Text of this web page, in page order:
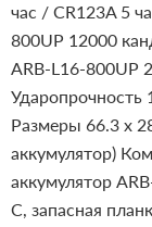
час / CR123A 5
800UP 12000
ARB-L16-800UP
Ударопрочность
Размеры 66.3 x
аккумулятор)
аккумулятор
C, запасная